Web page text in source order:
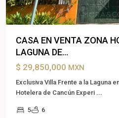
CASA EN VENTA ZONA
LAGUNA DE...
$ 29,850,000 MXN
Exclusiva Villa Frente a la Laguna
Hotelera de Cancún Experi ...
5 6